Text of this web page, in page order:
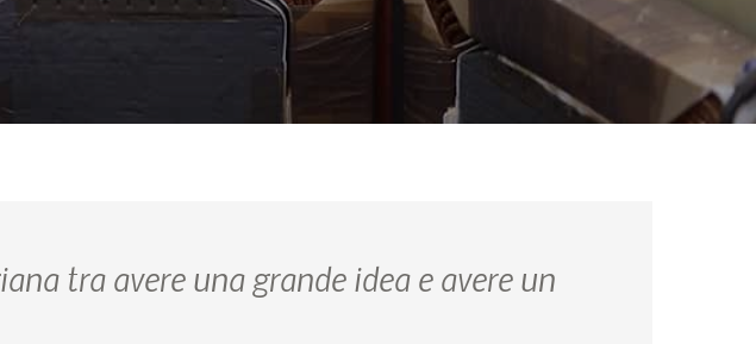
tra avere una grande idea e avere un